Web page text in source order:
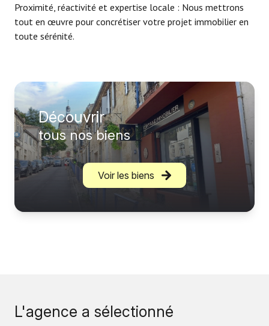
Découvrir
tous nos biens
Voir les biens
Proximité, réactivité et expertise locale : Nous mettrons
tout en œuvre pour concrétiser votre projet immobilier en
toute sérénité.
L'agence a sélectionné